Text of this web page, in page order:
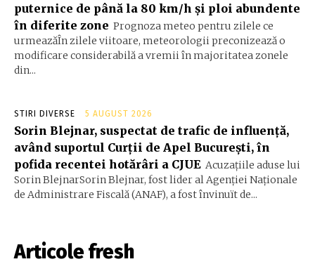
puternice de până la 80 km/h și ploi abundente
în diferite zone Prognoza meteo pentru zilele ce
urmeazăÎn zilele viitoare, meteorologii preconizează o
modificare considerabilă a vremii în majoritatea zonele
din...
STIRI DIVERSE 5 AUGUST 2026
Sorin Blejnar, suspectat de trafic de influență,
având suportul Curții de Apel București, în
pofida recentei hotărâri a CJUE Acuzațiile aduse lui
Sorin BlejnarSorin Blejnar, fost lider al Agenției Naționale
de Administrare Fiscală (ANAF), a fost învinuït de...
Articole fresh